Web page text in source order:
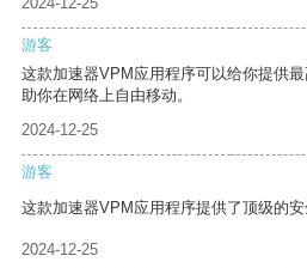
游客
这款加速器VPM应用程序可以给你提供
助你在网络上自由移动。
2024-12-25
游客
这款加速器VPM应用程序提供了顶级的安
2024-12-25